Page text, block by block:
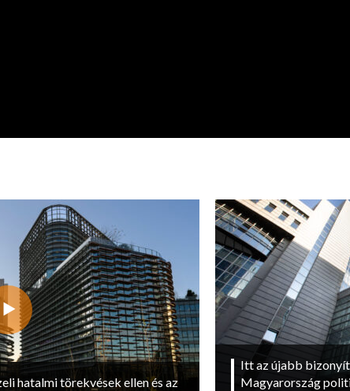
hatalmi törekvések ellen és az
Itt az újabb
Magyarország